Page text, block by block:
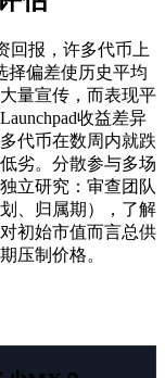
回报，许多代币上
择偏差使历史平均
量宣传，而表现平
收益差异
代币在数周内就跌
劣。分散参与多场
立研究：审查团队
、归属期），了解
初始市值而言总供
压制价格。